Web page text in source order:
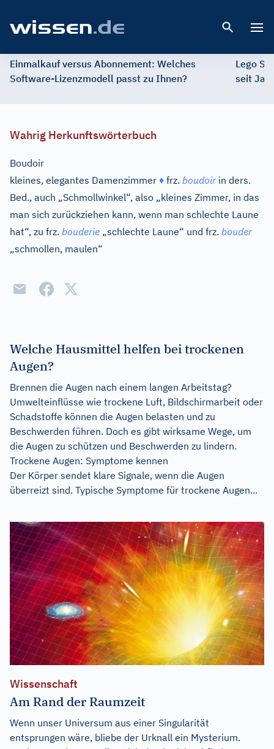
Einmalkauf versus Abonnement: Welches
Software-Lizenzmodell passt zu Ihnen?
Lego
seit
Wahrig Herkunftswörterbuch
Boudoir
kleines, elegantes Damenzimmer ♦ frz. boudoir in ders.
Bed., auch „Schmollwinkel“, also „kleines Zimmer, in das
man sich zurückziehen kann, wenn man schlechte Laune
hat“, zu frz. bouderie „schlechte Laune“ und frz. bouder
„schmollen, maulen“
Welche Hausmittel helfen bei trockenen
Augen?
Brennen die Augen nach einem langen Arbeitstag?
Umwelteinflüsse wie trockene Luft, Bildschirmarbeit oder
Schadstoffe können die Augen belasten und zu
Beschwerden führen. Doch es gibt wirksame Wege, um
die Augen zu schützen und Beschwerden zu lindern.
Trockene Augen: Symptome kennen
Der Körper sendet klare Signale, wenn die Augen
überreizt sind. Typische Symptome für trockene Augen...
Wissenschaft
Am Rand der Raumzeit
Wenn unser Universum aus einer Singularität
entsprungen wäre, bliebe der Urknall ein Mysterium.